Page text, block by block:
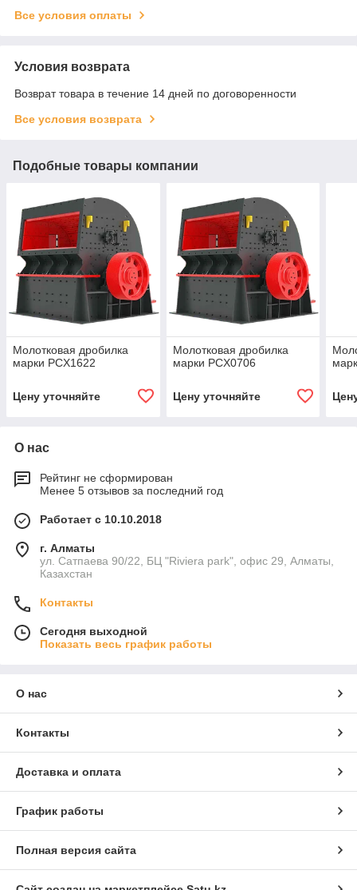
Все условия оплаты
Условия возврата
Возврат товара в течение 14 дней по договоренности
Все условия возврата
Подобные товары компании
Молотковая дробилка
марки PCX1622
Цену уточняйте
Молотковая дробилка
марки PCX0706
Цену уточняйте
О нас
Рейтинг не сформирован
Менее 5 отзывов за последний год
Работает с 10.10.2018
г. Алматы
ул. Сатпаева 90/22, БЦ "Riviera park", офис 29, Алматы,
Казахстан
Контакты
Сегодня выходной
Показать весь график работы
О нас
Контакты
Доставка и оплата
График работы
Полная версия сайта